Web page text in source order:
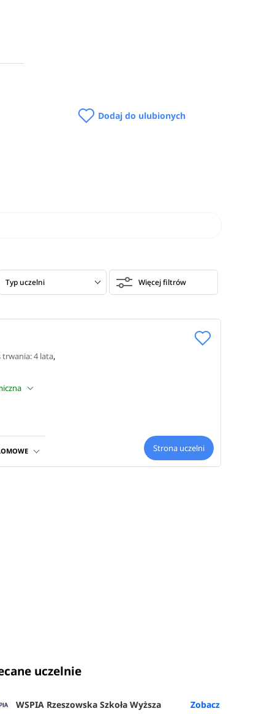
i
Dodaj do ulubionych
Typ uczelni Więcej filtrów
trwania: 4 lata,
Strona uczelni
uczelnie
WSPIA Rzeszowska Szkoła Wyższa